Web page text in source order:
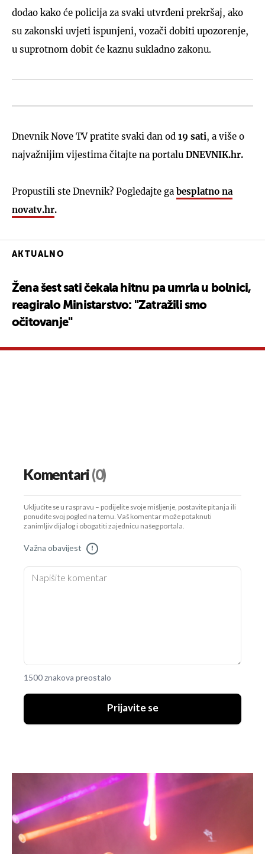
dodao kako će policija za svaki utvrđeni prekršaj, ako
su zakonski uvjeti ispunjeni, vozači dobiti upozorenje,
u suprotnom dobit će kaznu sukladno zakonu.
Dnevnik Nove TV pratite svaki dan od 19 sati, a više o
najvažnijim vijestima čitajte na portalu DNEVNIK.hr.
Propustili ste Dnevnik? Pogledajte ga besplatno na
novatv.hr.
AKTUALNO
Žena šest sati čekala hitnu pa umrla u bolnici,
reagiralo Ministarstvo: "Zatražili smo
očitovanje"
Komentari(0)
Uključite se u raspravu – podijelite svoje mišljenje, postavite pitanja ili
ponudite svoj pogled na temu. Vaš komentar može potaknuti
zanimljiv dijalog i obogatiti zajednicu našeg portala.
Važna obavijest !
1500 znakova preostalo
Prijavite se